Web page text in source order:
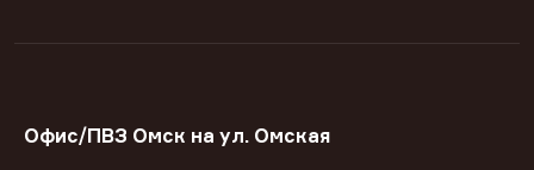
Офис/ПВЗ Омск на ул. Омская